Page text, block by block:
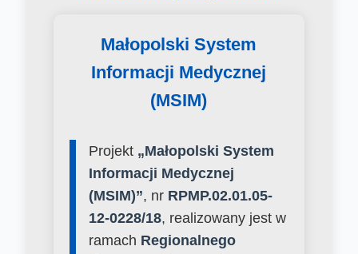
Małopolski System
Informacji Medycznej
(MSIM)
Projekt „Małopolski System
Informacji Medycznej
(MSIM)”, nr RPMP.02.01.05-
12-0228/18, realizowany jest w
ramach Regionalnego